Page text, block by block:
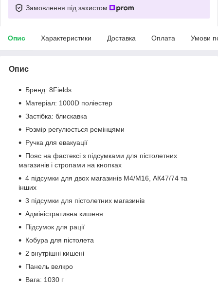
Замовлення під захистом
Опис Характеристики Доставка Оплата Умови
Опис
Бренд: 8Fields
Матеріал: 1000D поліестер
Застібка: блискавка
Розмір регулюється ремінцями
Ручка для евакуації
Пояс на фастексі з підсумками для пістолетних
магазинів і стропами на кнопках
4 підсумки для двох магазинів М4/М16, АК47/74 та
інших
3 підсумки для пістолетних магазинів
Адміністративна кишеня
Підсумок для рації
Кобура для пістолета
2 внутрішні кишені
Панель велкро
Вага: 1030 г